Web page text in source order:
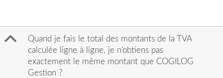
B
Quand je fais le total des montants de la TVA
calculée ligne à ligne, je n’obtiens pas
exactement le même montant que COGILOG
Gestion ?